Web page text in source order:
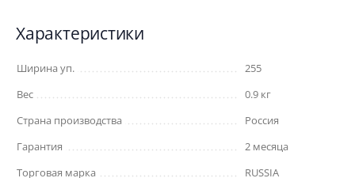
Характеристики
Ширина уп.
255
Вес
0.9 кг
Страна производства
Россия
Гарантия
2 месяца
Торговая марка
RUSSIA